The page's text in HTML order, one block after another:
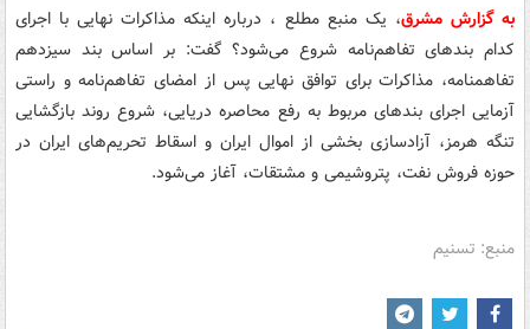
به گزارش مشرق، یک منبع مطلع ، درباره اینکه مذاکرات نهایی با اجرای
کدام بندهای تفاهم‌نامه شروع می‌شود؟ گفت: بر اساس بند سیزدهم
تفاهمنامه، مذاکرات برای توافق نهایی پس از امضای تفاهم‌نامه و راستی
آزمایی اجرای بندهای مربوط به رفع محاصره دریایی، شروع روند بازگشایی
تنگه هرمز، آزادسازی بخشی از اموال ایران و اسقاط تحریم‌های ایران در
حوزه فروش نفت، پتروشیمی و مشتقات، آغاز می‌شود.
منبع: تسنیم